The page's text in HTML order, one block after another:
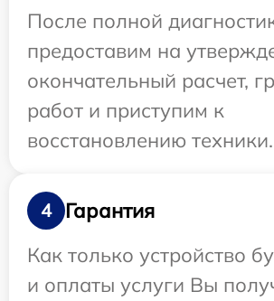
После полной
предоставим на
окончательный расчет,
работ и приступим к
восстановлению техники.
4
Гарантия
Как только устройство
и оплаты услуги Вы